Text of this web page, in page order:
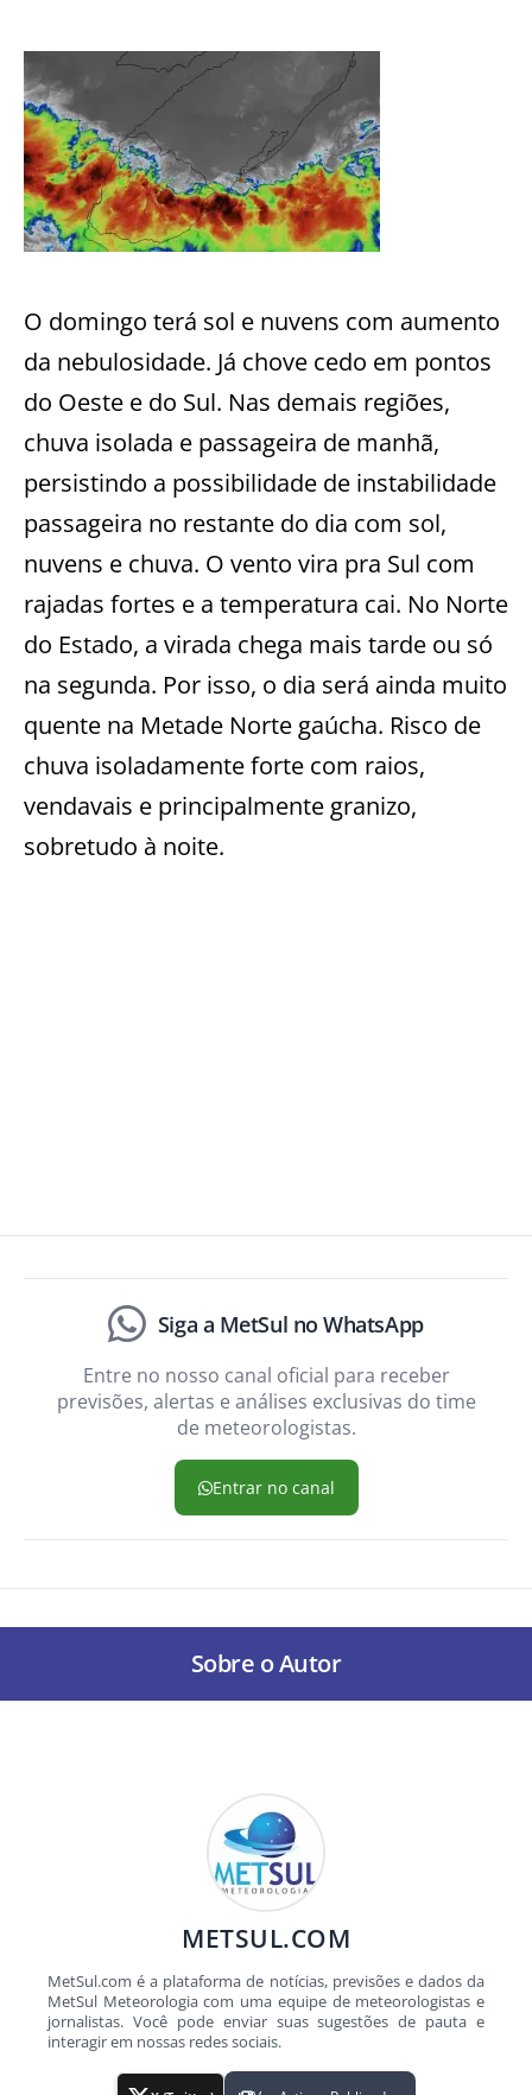
O domingo terá sol e nuvens com aumento
da nebulosidade. Já chove cedo em pontos
do Oeste e do Sul. Nas demais regiões,
chuva isolada e passageira de manhã,
persistindo a possibilidade de instabilidade
passageira no restante do dia com sol,
nuvens e chuva. O vento vira pra Sul com
rajadas fortes e a temperatura cai. No Norte
do Estado, a virada chega mais tarde ou só
na segunda. Por isso, o dia será ainda muito
quente na Metade Norte gaúcha. Risco de
chuva isoladamente forte com raios,
vendavais e principalmente granizo,
sobretudo à noite.
Siga a MetSul no WhatsApp
Entre no nosso canal oficial para receber
previsões, alertas e análises exclusivas do time
de meteorologistas.
Entrar no canal
Sobre o Autor
METSUL.COM
MetSul.com é a plataforma de notícias, previsões e dados da
MetSul Meteorologia com uma equipe de meteorologistas e
jornalistas. Você pode enviar suas sugestões de pauta e
interagir em nossas redes sociais.